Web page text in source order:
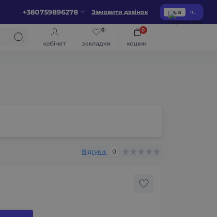
+380759896278 Замовити дзвінок ua ru
кабінет закладки
0
кошик
0
Відгуки: 0